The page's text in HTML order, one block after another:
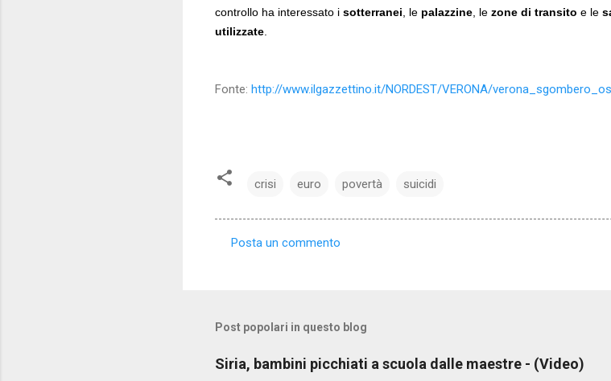
controllo ha interessato i sotterranei , le palazzine , le zone di transito e le
utilizzate
Fonte: http://www.ilgazzettino.it/NORDEST/VERONA/
crisi euro povertà suicidi
m
n
Posta un commento
Post popolari in questo blog
Siria, bambini picchiati a scuola dalle maestre - (Video)